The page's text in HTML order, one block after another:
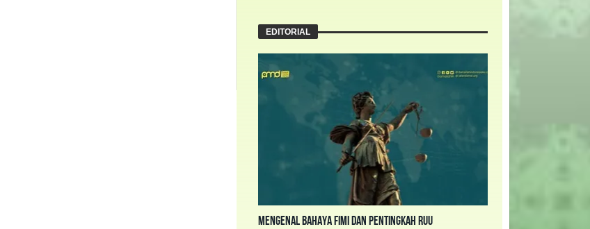
EDITORIAL
Mengenal Bahaya FIMI dan Pentingkah RUU